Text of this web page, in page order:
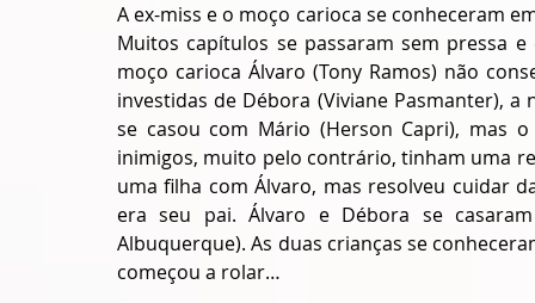
A ex-miss e o moço carioca se conheceram
Muitos capítulos se passaram sem pressa
moço carioca Álvaro (Tony Ramos) não
investidas de Débora (Viviane Pasmanter),
se casou com Mário (Herson Capri), mas
inimigos, muito pelo contrário, tinham uma
uma filha com Álvaro, mas resolveu cuidar
era seu pai. Álvaro e Débora se
Albuquerque). As duas crianças se
começou a rolar…